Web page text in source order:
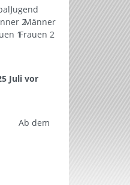
Jugend
2Männer
1Frauen 2
Juli vor
Ab dem